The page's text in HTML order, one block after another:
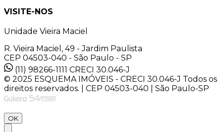
VISITE-NOS
Unidade Vieira Maciel
R. Vieira Maciel, 49 - Jardim Paulista
CEP 04503-040 - São Paulo - SP
(11) 98266-1111 CRECI 30.046-J
© 2025 ESQUEMA IMÓVEIS - CRECI 30.046-J Todos os
direitos reservados. | CEP 04503-040 | São Paulo-SP
OK